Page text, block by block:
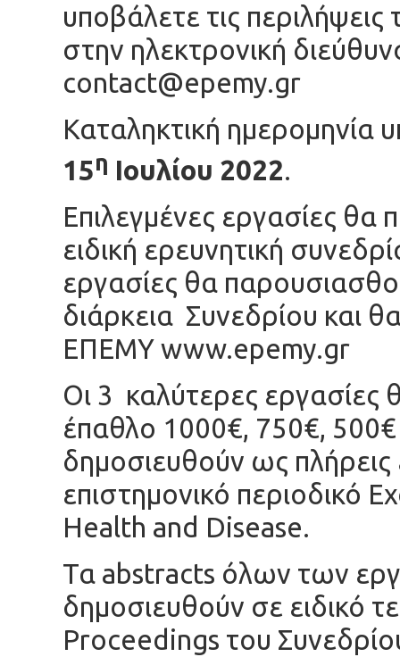
υποβάλετε τις
στην ηλεκτρονική
contact@epemy.gr
Καταληκτική ημερομηνία
15η Ιουλίου 2022.
Επιλεγμένες εργασίες
ειδική ερευνητική
εργασίες θα
διάρκεια Συνεδρίου και
ΕΠΕΜΥ www.epemy.gr
Οι 3 καλύτερες εργασίες
έπαθλο 1000€, 750€, 500€
δημοσιευθούν ως
επιστημονικό περιοδικό
Health and Disease.
Τα abstracts όλων των
δημοσιευθούν σε ειδικό
Proceedings του